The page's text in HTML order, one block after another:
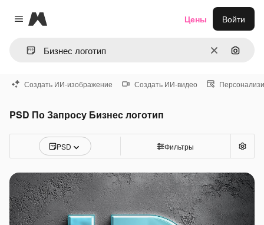
Close menu
Magnific
ОчиститьПоиск
Цены Войти
Создать ИИ-изображение Создать ИИ-видео
PSD По Запросу Бизнес логотип
PSD Фильтры